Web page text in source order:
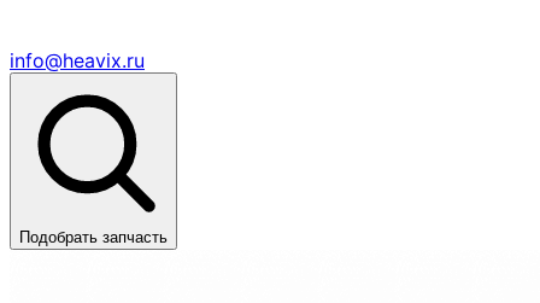
info@heavix.ru
Подобрать запчасть